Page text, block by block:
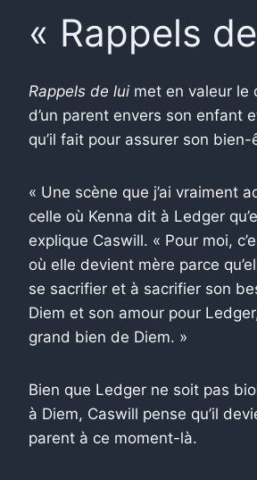
« Rappels
Rappels de lui met en valeur le
d’un parent envers son enfant
qu’il fait pour assurer son bien-
« Une scène que j’ai vraiment
celle où Kenna dit à Ledger
explique Caswill. « Pour moi,
où elle devient mère parce
se sacrifier et à sacrifier son
Diem et son amour pour
grand bien de Diem. »
Bien que Ledger ne soit pas
à Diem, Caswill pense qu’il
parent à ce moment-là.